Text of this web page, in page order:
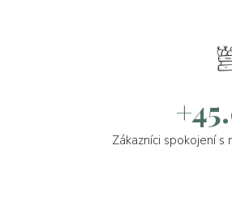
Zákazníci spokojení s